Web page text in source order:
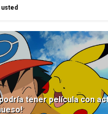
usted
tener película con